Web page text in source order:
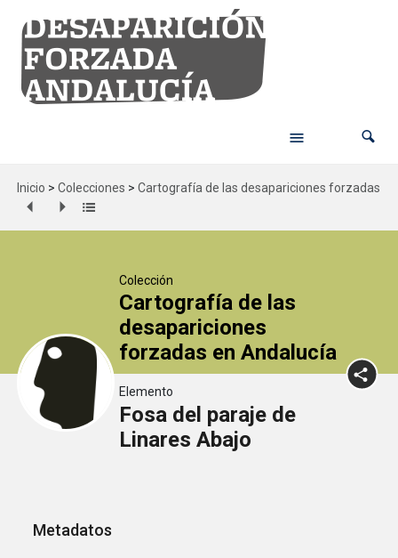
Inicio > Colecciones > Cartografía de las desapariciones forzadas
Colección
Cartografía de las
desapariciones
forzadas en Andalucía
Elemento
Fosa del paraje de
Linares Abajo
Metadatos